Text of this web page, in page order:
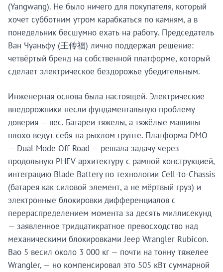
(Yangwang). Не было ничего для покупателя, который
хочет субботним утром карабкаться по камням, а в
понедельник бесшумно ехать на работу. Председатель
Ван Чуаньфу (王传福) лично поддержал решение:
четвёртый бренд на собственной платформе, который
сделает электрическое бездорожье убедительным.
Инженерная основа была настоящей. Электрические
внедорожники несли фундаментальную проблему
доверия — вес. Батареи тяжелы, а тяжёлые машины
плохо ведут себя на рыхлом грунте. Платформа DMO
— Dual Mode Off-Road — решала задачу через
продольную PHEV-архитектуру с рамной конструкцией,
интеграцию Blade Battery по технологии Cell-to-Chassis
(батарея как силовой элемент, а не мёртвый груз) и
электронные блокировки дифференциалов с
перераспределением момента за десять миллисекунд
— заявленное тридцатикратное превосходство над
механическими блокировками Jeep Wrangler Rubicon.
Bao 5 весил около 3 000 кг — почти на тонну тяжелее
Wrangler, — но компенсировал это 505 кВт суммарной